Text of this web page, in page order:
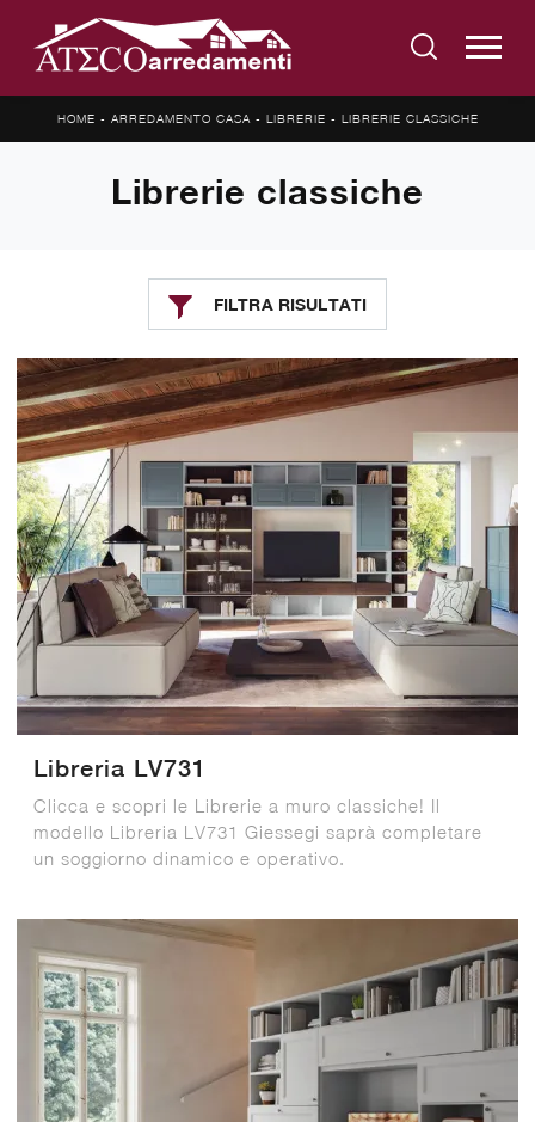
HOME - ARREDAMENTO CASA - LIBRERIE - LIBRERIE CLASSICHE
Librerie classiche
FILTRA RISULTATI
Libreria LV731
Clicca e scopri le Librerie a muro classiche! Il
modello Libreria LV731 Giessegi saprà completare
un soggiorno dinamico e operativo.